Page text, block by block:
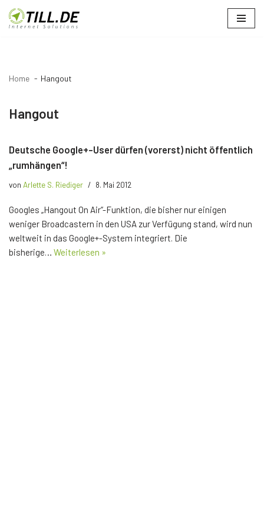
Zum
Home Hangout
Hangout
Deutsche Google+-User dürfen (vorerst) nicht öffentlich
„rumhängen“!
von Arlette S. Riediger 8. Mai 2012
Googles „Hangout On Air“-Funktion, die bisher nur einigen
weniger Broadcastern in den USA zur Verfügung stand, wird nun
weltweit in das Google+-System integriert. Die
bisherige… Weiterlesen »